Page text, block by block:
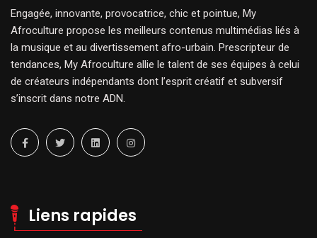
Engagée, innovante, provocatrice, chic et pointue, My
Afroculture propose les meilleurs contenus multimédias liés à
la musique et au divertissement afro-urbain. Prescripteur de
tendances, My Afroculture allie le talent de ses équipes à celui
de créateurs indépendants dont l’esprit créatif et subversif
s’inscrit dans notre ADN.
Liens rapides